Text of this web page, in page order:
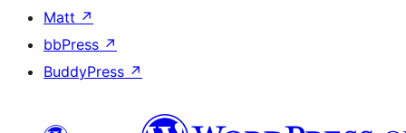
Matt ↗
bbPress ↗
BuddyPress ↗